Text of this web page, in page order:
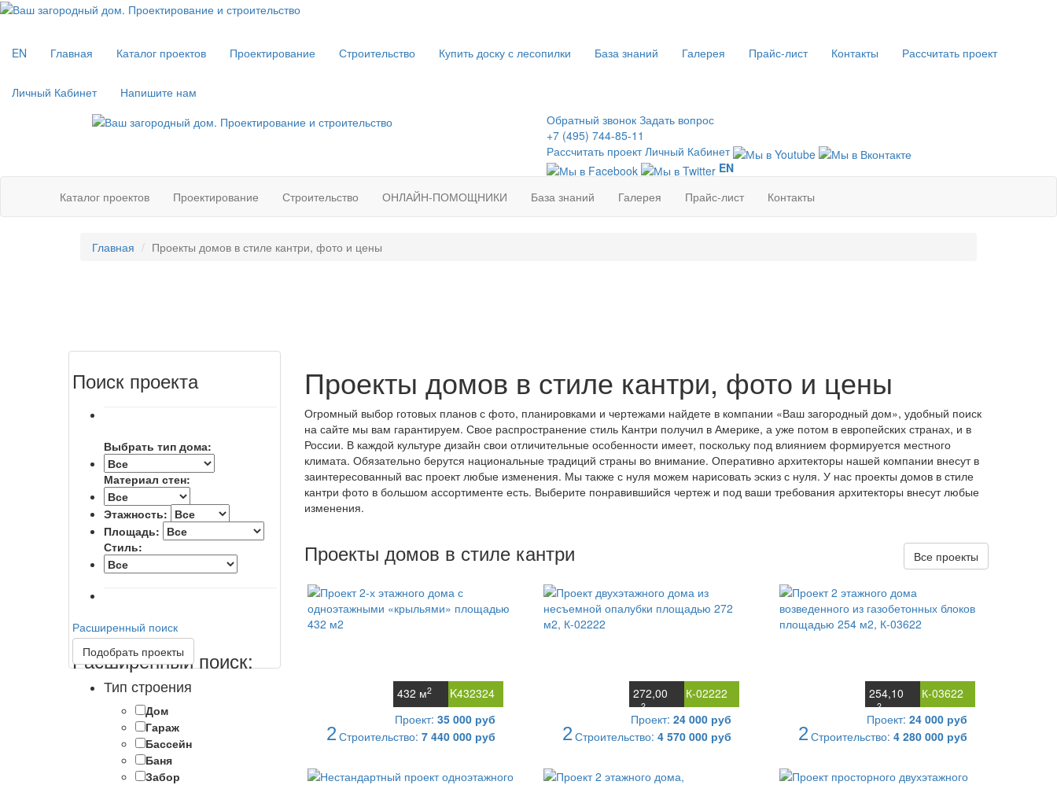
EN Главная Каталог проектов Проектирование Строительство Купить доску с лесопилки База знаний Галерея Прайс-лист Контакты Рассчитать проект
Личный Кабинет
Напишите нам
Обратный звонок Задать вопрос
+7 (495) 744-85-11
Рассчитать проект Личный Кабинет
EN
Каталог проектов
Проектирование Строительство ОНЛАЙН-ПОМОЩНИКИ База знаний Галерея Прайс-лист Контакты
Главная Проекты домов в стиле кантри, фото и цены
Поиск проекта
Выбрать тип дома:
Материал стен:
Этажность:
Площадь:
Стиль:
Расширенный поиск
Расширенный поиск:
Тип строения
Дом
Гараж
Бассейн
Баня
Забор
Подобрать проекты
Проекты домов в стиле кантри, фото и цены
Огромный выбор готовых планов с фото, планировками и чертежами найдете в компании «Ваш загородный дом», удобный поиск
на сайте мы вам гарантируем. Свое распространение стиль Кантри получил в Америке, а уже потом в европейских странах, и в
России. В каждой культуре дизайн свои отличительные особенности имеет, поскольку под влиянием формируется местного
климата. Обязательно берутся национальные традиций страны во внимание. Оперативно архитекторы нашей компании внесут в
заинтересованный вас проект любые изменения. Мы также с нуля можем нарисовать эскиз с нуля. У нас проекты домов в стиле
кантри фото в большом ассортименте есть. Выберите понравившийся чертеж и под ваши требования архитекторы внесут любые
изменения.
Проекты домов в стиле кантри Все проекты
K432324
432 м2
2
Проект: 35 000 руб
Строительство: 7 440 000 руб
К-02222
272,00
м2
2
Проект: 24 000 руб
Строительство: 4 570 000 руб
К-03622
254,10
м2
2
Проект: 24 000 руб
Строительство: 4 280 000 руб